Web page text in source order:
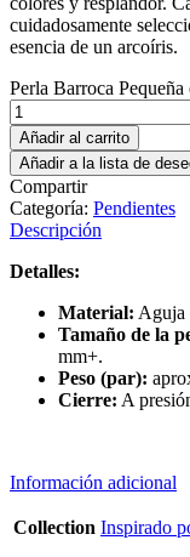
cuidadosamente
esencia de un arcoíris.
Perla Barroca
Añadir al carrito
Añadir a la lista de
Compartir
Categoría: Pendientes
Descripción
Detalles:
Material: Aguja
Tamaño de la
mm+.
Peso (par):
Cierre: A
Información adicional
Collection Inspirado